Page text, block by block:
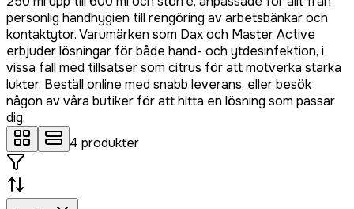
personlig handhygien till rengöring av arbetsbänkar och
kontaktytor. Varumärken som Dax och Master Active
erbjuder lösningar för både hand- och ytdesinfektion, i
vissa fall med tillsatser som citrus för att motverka starka
lukter. Beställ online med snabb leverans, eller besök
någon av våra butiker för att hitta en lösning som passar
dig.
4 produkter